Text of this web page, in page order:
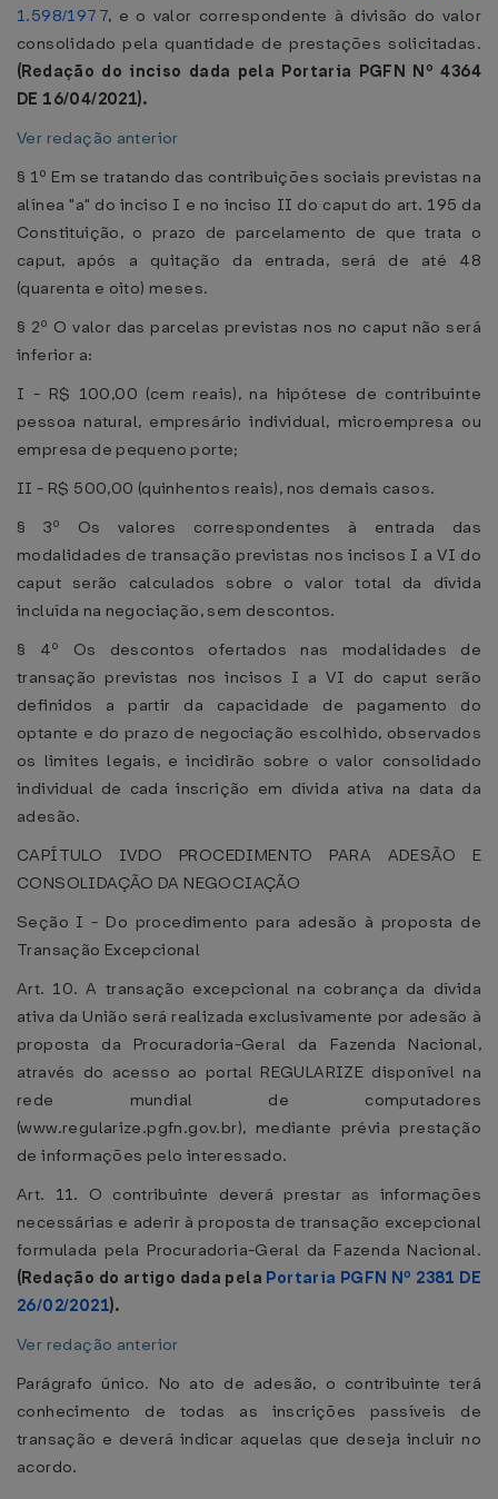
1.598/1977, e o valor correspondente à divisão do valor
consolidado pela quantidade de prestações solicitadas.
(Redação do inciso dada pela Portaria PGFN Nº 4364
DE 16/04/2021).
Ver redação anterior
§ 1º Em se tratando das contribuições sociais previstas na
alínea "a" do inciso I e no inciso II do caput do art. 195 da
Constituição, o prazo de parcelamento de que trata o
caput, após a quitação da entrada, será de até 48
(quarenta e oito) meses.
§ 2º O valor das parcelas previstas nos no caput não será
inferior a:
I - R$ 100,00 (cem reais), na hipótese de contribuinte
pessoa natural, empresário individual, microempresa ou
empresa de pequeno porte;
II - R$ 500,00 (quinhentos reais), nos demais casos.
§ 3º Os valores correspondentes à entrada das
modalidades de transação previstas nos incisos I a VI do
caput serão calculados sobre o valor total da dívida
incluída na negociação, sem descontos.
§ 4º Os descontos ofertados nas modalidades de
transação previstas nos incisos I a VI do caput serão
definidos a partir da capacidade de pagamento do
optante e do prazo de negociação escolhido, observados
os limites legais, e incidirão sobre o valor consolidado
individual de cada inscrição em dívida ativa na data da
adesão.
CAPÍTULO IVDO PROCEDIMENTO PARA ADESÃO E
CONSOLIDAÇÃO DA NEGOCIAÇÃO
Seção I - Do procedimento para adesão à proposta de
Transação Excepcional
Art. 10. A transação excepcional na cobrança da dívida
ativa da União será realizada exclusivamente por adesão à
proposta da Procuradoria-Geral da Fazenda Nacional,
através do acesso ao portal REGULARIZE disponível na
rede mundial de computadores
(www.regularize.pgfn.gov.br), mediante prévia prestação
de informações pelo interessado.
Art. 11. O contribuinte deverá prestar as informações
necessárias e aderir à proposta de transação excepcional
formulada pela Procuradoria-Geral da Fazenda Nacional.
(Redação do artigo dada pela Portaria PGFN Nº 2381 DE
26/02/2021).
Ver redação anterior
Parágrafo único. No ato de adesão, o contribuinte terá
conhecimento de todas as inscrições passíveis de
transação e deverá indicar aquelas que deseja incluir no
acordo.